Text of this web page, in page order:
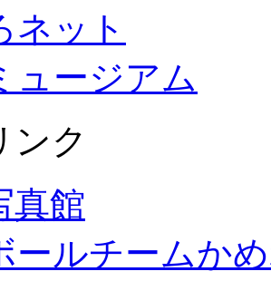
ネット
ュージアム
ンク
真館
ールチームか